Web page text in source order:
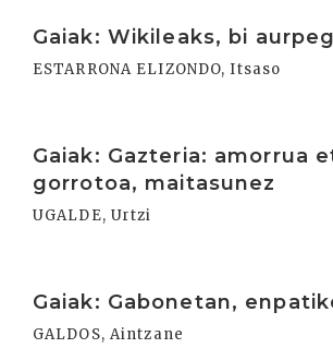
Gaiak: Wikileaks, bi
ESTARRONA ELIZONDO, Itsaso
Gaiak: Gazteria: amorrua
gorrotoa, maitasunez
UGALDE, Urtzi
Gaiak: Gabonetan,
GALDOS, Aintzane